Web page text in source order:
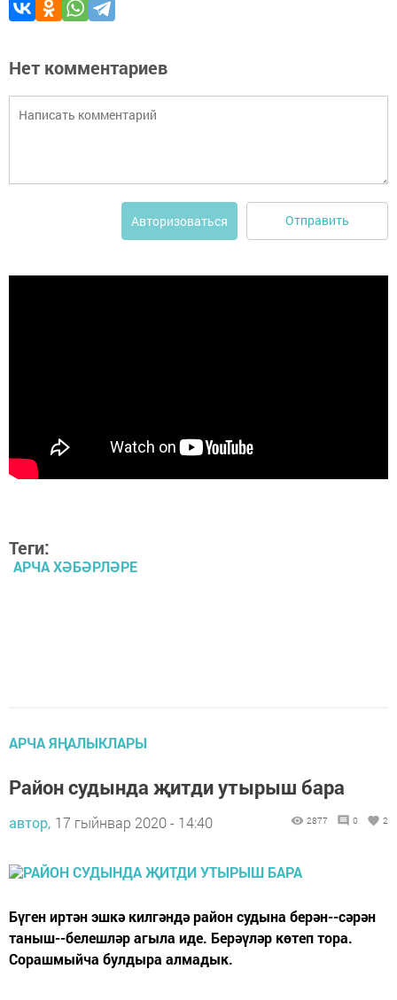
Нет комментариев
Авторизоваться Отправить
Теги:
АРЧА ХӘБӘРЛӘРЕ
АРЧА ЯҢАЛЫКЛАРЫ
Район судында җитди утырыш бара
автор, 17 гыйнвар 2020 - 14:40 2877 0 2
Бүген иртән эшкә килгәндә район судына берән--сәрән
таныш--белешләр агыла иде. Берәүләр көтеп тора.
Сорашмыйча булдыра алмадык.